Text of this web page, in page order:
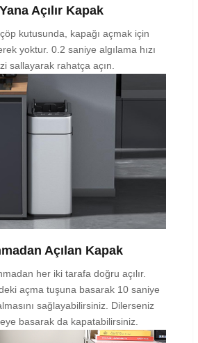
Açılır Kapak
kutusunda, kapağı açmak için
yoktur. 0.2 saniye algılama hızı
sallayarak rahatça açın.
Açılan Kapak
her iki tarafa doğru açılır.
açma tuşuna basarak 10 saniye
sağlayabilirsiniz. Dilerseniz
basarak da kapatabilirsiniz.